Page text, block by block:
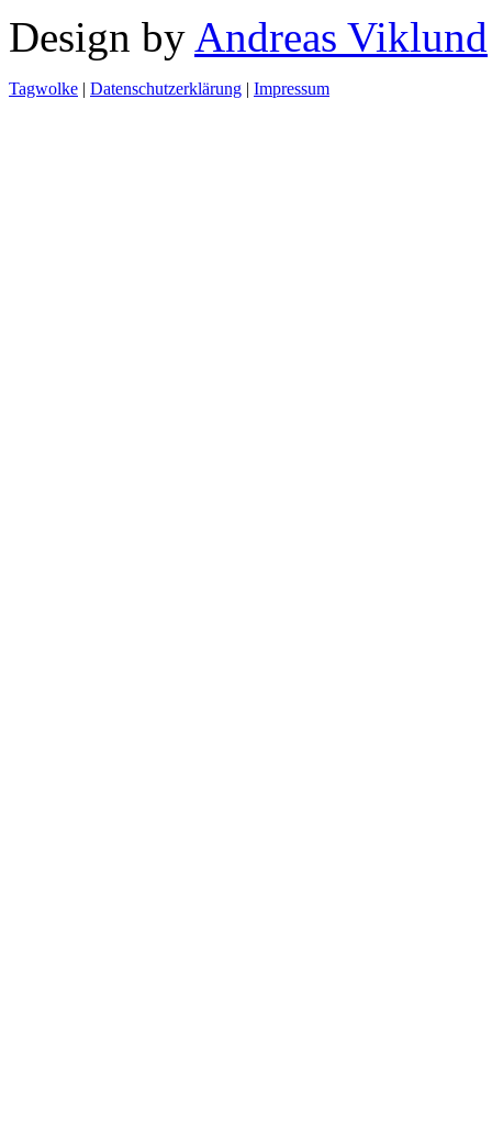
Design by Andreas Viklund
Tagwolke | Datenschutzerklärung | Impressum